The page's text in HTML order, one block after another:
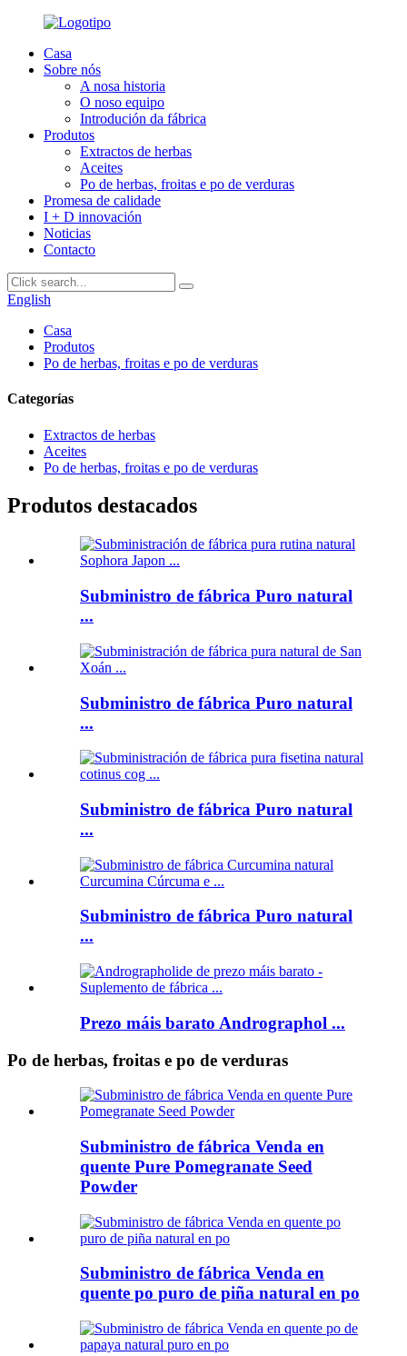
Casa
Sobre nós
A nosa historia
O noso equipo
Introdución da fábrica
Produtos
Extractos de herbas
Aceites
Po de herbas, froitas e po de verduras
Promesa de calidade
I + D innovación
Noticias
Contacto
English
Casa
Produtos
Po de herbas, froitas e po de verduras
Categorías
Extractos de herbas
Aceites
Po de herbas, froitas e po de verduras
Produtos destacados
Subministro de fábrica Puro natural
...
Subministro de fábrica Puro natural
...
Subministro de fábrica Puro natural
...
Subministro de fábrica Puro natural
...
Prezo máis barato Andrographol ...
Po de herbas, froitas e po de verduras
Subministro de fábrica Venda en
quente Pure Pomegranate Seed
Powder
Subministro de fábrica Venda en
quente po puro de piña natural en po